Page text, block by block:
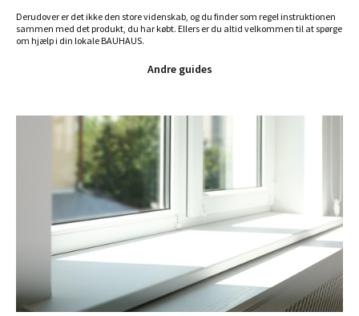
Derudover er det ikke den store videnskab, og du finder som regel instruktionen
sammen med det produkt, du har købt. Ellers er du altid velkommen til at spørge
om hjælp i din lokale BAUHAUS.
Andre guides